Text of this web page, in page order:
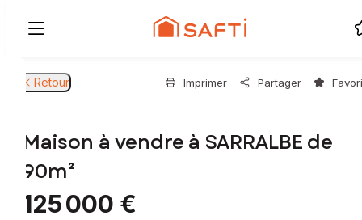
Retour Imprimer Partager
Maison à vendre à SARRALBE de
90m²
125 000 €